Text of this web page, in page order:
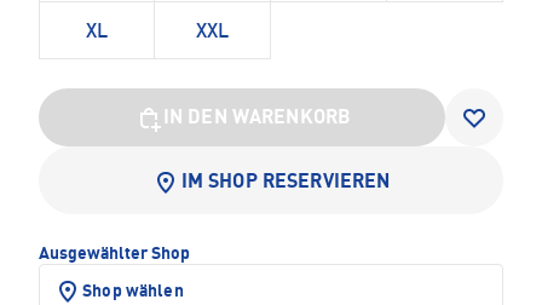
XL XXL
IN DEN WARENKORB
IM SHOP RESERVIEREN
Ausgewählter Shop
Shop wählen